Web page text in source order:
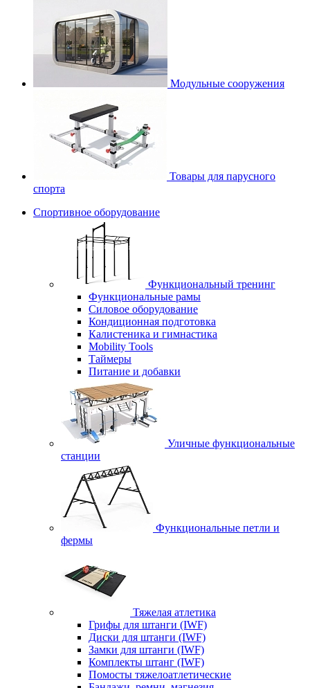
Модульные сооружения
Товары для парусного
спорта
Спортивное оборудование
Функциональный тренинг
Функциональные рамы
Силовое оборудование
Кондиционная подготовка
Калистеника и гимнастика
Mobility Tools
Таймеры
Питание и добавки
Уличные функциональные
станции
Функциональные петли и
фермы
Тяжелая атлетика
Грифы для штанги (IWF)
Диски для штанги (IWF)
Замки для штанги (IWF)
Комплекты штанг (IWF)
Помосты тяжелоатлетические